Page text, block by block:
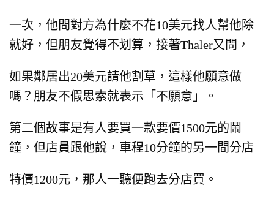
一次，他問對方為什麼不花10美元找人幫他除
就好，但朋友覺得不划算， 接著Thaler又問，
如果鄰居出20美元請他割草，這樣他願意做
嗎？朋友不假思索就表示「不願意」。
第二個故事是有人要買一款要價1500元的鬧
鐘，但店員跟他說，車程10分鐘的另一間分店
特價1200元，那人一聽便跑去分店買。